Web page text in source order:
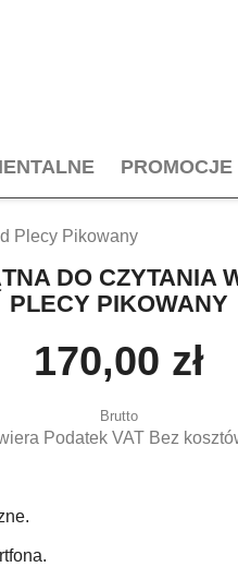
PROMOCJE
Plecy Pikowany
DO CZYTANIA
PLECY PIKOWANY
170,00 zł
Brutto
Podatek VAT Bez